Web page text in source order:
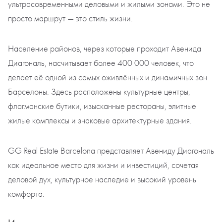
ультрасовременными деловыми и жилыми зонами. Это не
просто маршрут — это стиль жизни.
Население районов, через которые проходит Авенида
Диагональ, насчитывает более 400 000 человек, что
делает её одной из самых оживлённых и динамичных зон
Барселоны. Здесь расположены культурные центры,
флагманские бутики, изысканные рестораны, элитные
жилые комплексы и знаковые архитектурные здания.
GG Real Estate Barcelona представляет Авениду Диагональ
как идеальное место для жизни и инвестиций, сочетая
деловой дух, культурное наследие и высокий уровень
комфорта.